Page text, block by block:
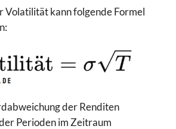
Volatilität kann folgende Formel
der Renditen
Perioden im Zeitraum